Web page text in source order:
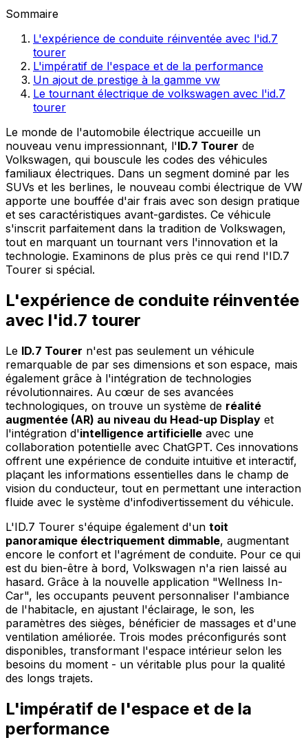
Sommaire
L'expérience de conduite réinventée avec l'id.7
tourer
L'impératif de l'espace et de la performance
Un ajout de prestige à la gamme vw
Le tournant électrique de volkswagen avec l'id.7
tourer
Le monde de l'automobile électrique accueille un
nouveau venu impressionnant, l'ID.7 Tourer de
Volkswagen, qui bouscule les codes des véhicules
familiaux électriques. Dans un segment dominé par les
SUVs et les berlines, le nouveau combi électrique de VW
apporte une bouffée d'air frais avec son design pratique
et ses caractéristiques avant-gardistes. Ce véhicule
s'inscrit parfaitement dans la tradition de Volkswagen,
tout en marquant un tournant vers l'innovation et la
technologie. Examinons de plus près ce qui rend l'ID.7
Tourer si spécial.
L'expérience de conduite réinventée
avec l'id.7 tourer
Le ID.7 Tourer n'est pas seulement un véhicule
remarquable de par ses dimensions et son espace, mais
également grâce à l'intégration de technologies
révolutionnaires. Au cœur de ses avancées
technologiques, on trouve un système de réalité
augmentée (AR) au niveau du Head-up Display et
l'intégration d'intelligence artificielle avec une
collaboration potentielle avec ChatGPT. Ces innovations
offrent une expérience de conduite intuitive et interactif,
plaçant les informations essentielles dans le champ de
vision du conducteur, tout en permettant une interaction
fluide avec le système d'infodivertissement du véhicule.
L'ID.7 Tourer s'équipe également d'un toit
panoramique électriquement dimmable, augmentant
encore le confort et l'agrément de conduite. Pour ce qui
est du bien-être à bord, Volkswagen n'a rien laissé au
hasard. Grâce à la nouvelle application "Wellness In-
Car", les occupants peuvent personnaliser l'ambiance
de l'habitacle, en ajustant l'éclairage, le son, les
paramètres des sièges, bénéficier de massages et d'une
ventilation améliorée. Trois modes préconfigurés sont
disponibles, transformant l'espace intérieur selon les
besoins du moment - un véritable plus pour la qualité
des longs trajets.
L'impératif de l'espace et de la
performance